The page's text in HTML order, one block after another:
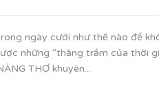
ngày cưới như thế nào để
những “thăng trầm của thời
THƠ khuyên...